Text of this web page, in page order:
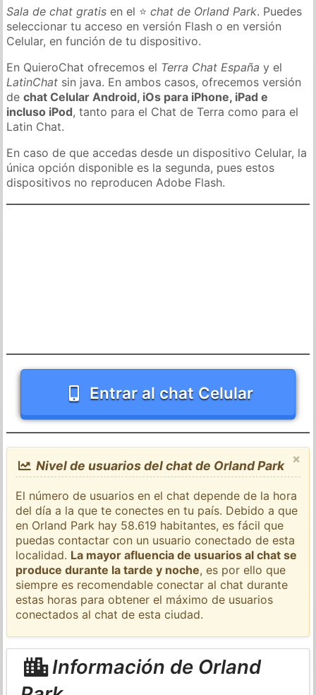
Sala de chat gratis en el ⭐chat de Orland Park. Puedes
seleccionar tu acceso en versión Flash o en versión
Celular, en función de tu dispositivo.
En QuieroChat ofrecemos el Terra Chat España y el
LatinChat sin java. En ambos casos, ofrecemos versión
dechat Celular Android, iOs para iPhone, iPad e
incluso iPod, tanto para el Chat de Terra como para el
Latin Chat.
En caso de que accedas desde un dispositivo Celular, la
única opción disponible es la segunda, pues estos
dispositivos no reproducen Adobe Flash.
Entrar al chat Celular
×
Nivel de usuarios del chat de Orland Park
El número de usuarios en el chat depende de la hora
del día a la que te conectes en tu país. Debido a que
en Orland Park hay 58.619 habitantes, es fácil que
puedas contactar con un usuario conectado de esta
localidad. La mayor afluencia de usuarios al chat se
produce durante la tarde y noche, es por ello que
siempre es recomendable conectar al chat durante
estas horas para obtener el máximo de usuarios
conectados al chat de esta ciudad.
Información de Orland